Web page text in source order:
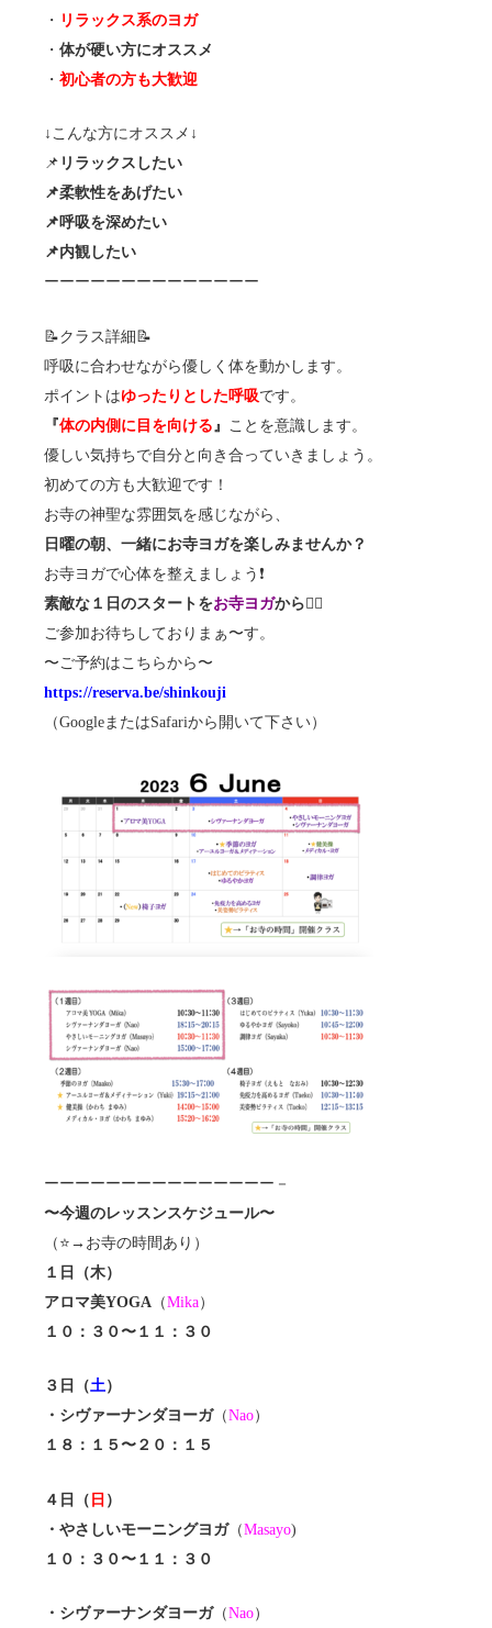
・ リラックス系のヨガ
・ 体が硬い方にオススメ
・ 初心者の方も大歓迎
↓こんな方にオススメ↓
📌 リラックスしたい
📌柔軟性をあげたい
📌呼吸を深めたい
📌内観したい
ーーーーーーーーーーーーーー
📝クラス詳細📝
呼吸に合わせながら優しく体を動かします。
ポイントはゆったりとした呼吸です。
『体の内側に目を向ける 』
ことを意識します。
優しい気持ちで自分と向き合っていきましょう。
初めての方も大歓迎です！
お寺の神聖な雰囲気を感じながら、
日曜の朝、一緒にお寺ヨガを楽しみませんか？
お寺ヨガで心体を整えましょう❗️
素敵な１日のスタートをお寺ヨガから🧘‍♀️
ご参加お待ちしておりまぁ〜す。
〜ご予約はこちらから〜
https://reserva.be/shinkouji
（GoogleまたはSafariから開いて下さい）
ーーーーーーーーーーーーーーー－
〜今週のレッスンスケジュール〜
（⭐️→お寺の時間あり）
１日（木）
アロマ美YOGA （Mika）
１０：３０〜１１：３０
３日（土）
・シヴァーナンダヨーガ（Nao）
１８：１５〜２０：１５
４日（ 日 ）
・やさしいモーニングヨガ（Masayo)
１０：３０〜１１：３０
・シヴァーナンダヨーガ（Nao）